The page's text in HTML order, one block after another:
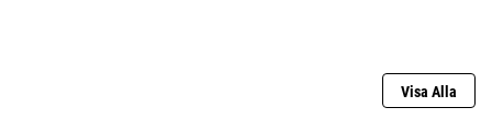
Visa Alla